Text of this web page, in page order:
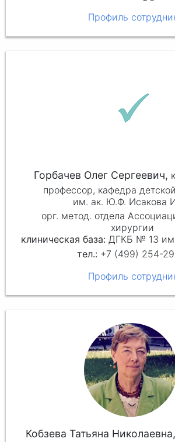
Профиль
Горбачев Олег Сергеевич,
профессор, кафедра
им. ак. Ю.Ф. Исакова
орг. метод. отдела
хирургии
клиническая база: ДГКБ № 13
+7 (499) 254-
Профиль
Кобзева Татьяна Николаевна,